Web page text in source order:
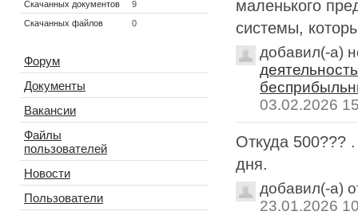
Скачанных документов
9
Скачанных файлов
0
Форум
Документы
Вакансии
Файлы
пользователей
Новости
Пользователи
маленького
системы,
добавил(-а)
03.02.2026
Откуда 500???
дня.
добавил(-а)
23.01.2026